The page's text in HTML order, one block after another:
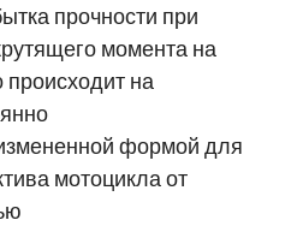
прочности при
момента на
происходит на
формой для
мотоцикла от